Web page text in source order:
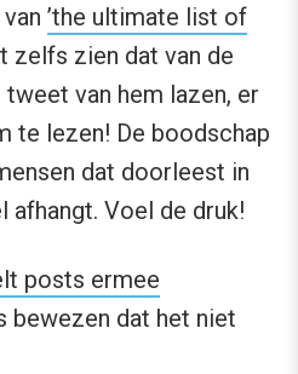
’the ultimate list of
zelfs zien dat van de
van hem lazen, er
te lezen! De boodschap
dat doorleest in
Voel de druk!
posts ermee
bewezen dat het niet